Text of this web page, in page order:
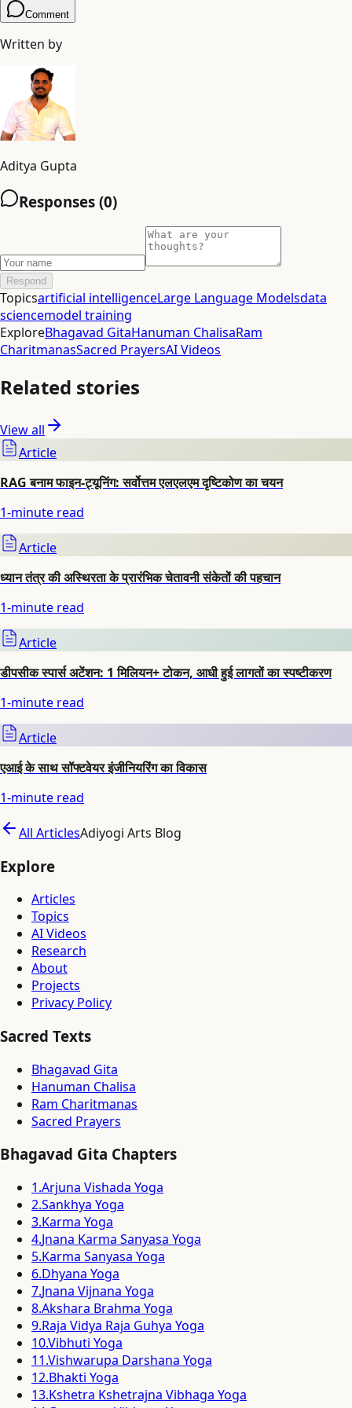
Comment
Written by
Aditya Gupta
Responses (0)
Respond
Topicsartificial intelligenceLarge Language Modelsdata
sciencemodel training
ExploreBhagavad GitaHanuman ChalisaRam
CharitmanasSacred PrayersAI Videos
Related stories
View all
Article
RAG बनाम फाइन-ट्यूनिंग: सर्वोत्तम एलएलएम दृष्टिकोण का चयन
1-minute read
Article
ध्यान तंत्र की अस्थिरता के प्रारंभिक चेतावनी संकेतों की पहचान
1-minute read
Article
डीपसीक स्पार्स अटेंशन: 1 मिलियन+ टोकन, आधी हुई लागतों का स्पष्टीकरण
1-minute read
Article
एआई के साथ सॉफ्टवेयर इंजीनियरिंग का विकास
1-minute read
All ArticlesAdiyogi Arts Blog
Explore
Articles
Topics
AI Videos
Research
About
Projects
Privacy Policy
Sacred Texts
Bhagavad Gita
Hanuman Chalisa
Ram Charitmanas
Sacred Prayers
Bhagavad Gita Chapters
1.Arjuna Vishada Yoga
2.Sankhya Yoga
3.Karma Yoga
4.Jnana Karma Sanyasa Yoga
5.Karma Sanyasa Yoga
6.Dhyana Yoga
7.Jnana Vijnana Yoga
8.Akshara Brahma Yoga
9.Raja Vidya Raja Guhya Yoga
10.Vibhuti Yoga
11.Vishwarupa Darshana Yoga
12.Bhakti Yoga
13.Kshetra Kshetrajna Vibhaga Yoga